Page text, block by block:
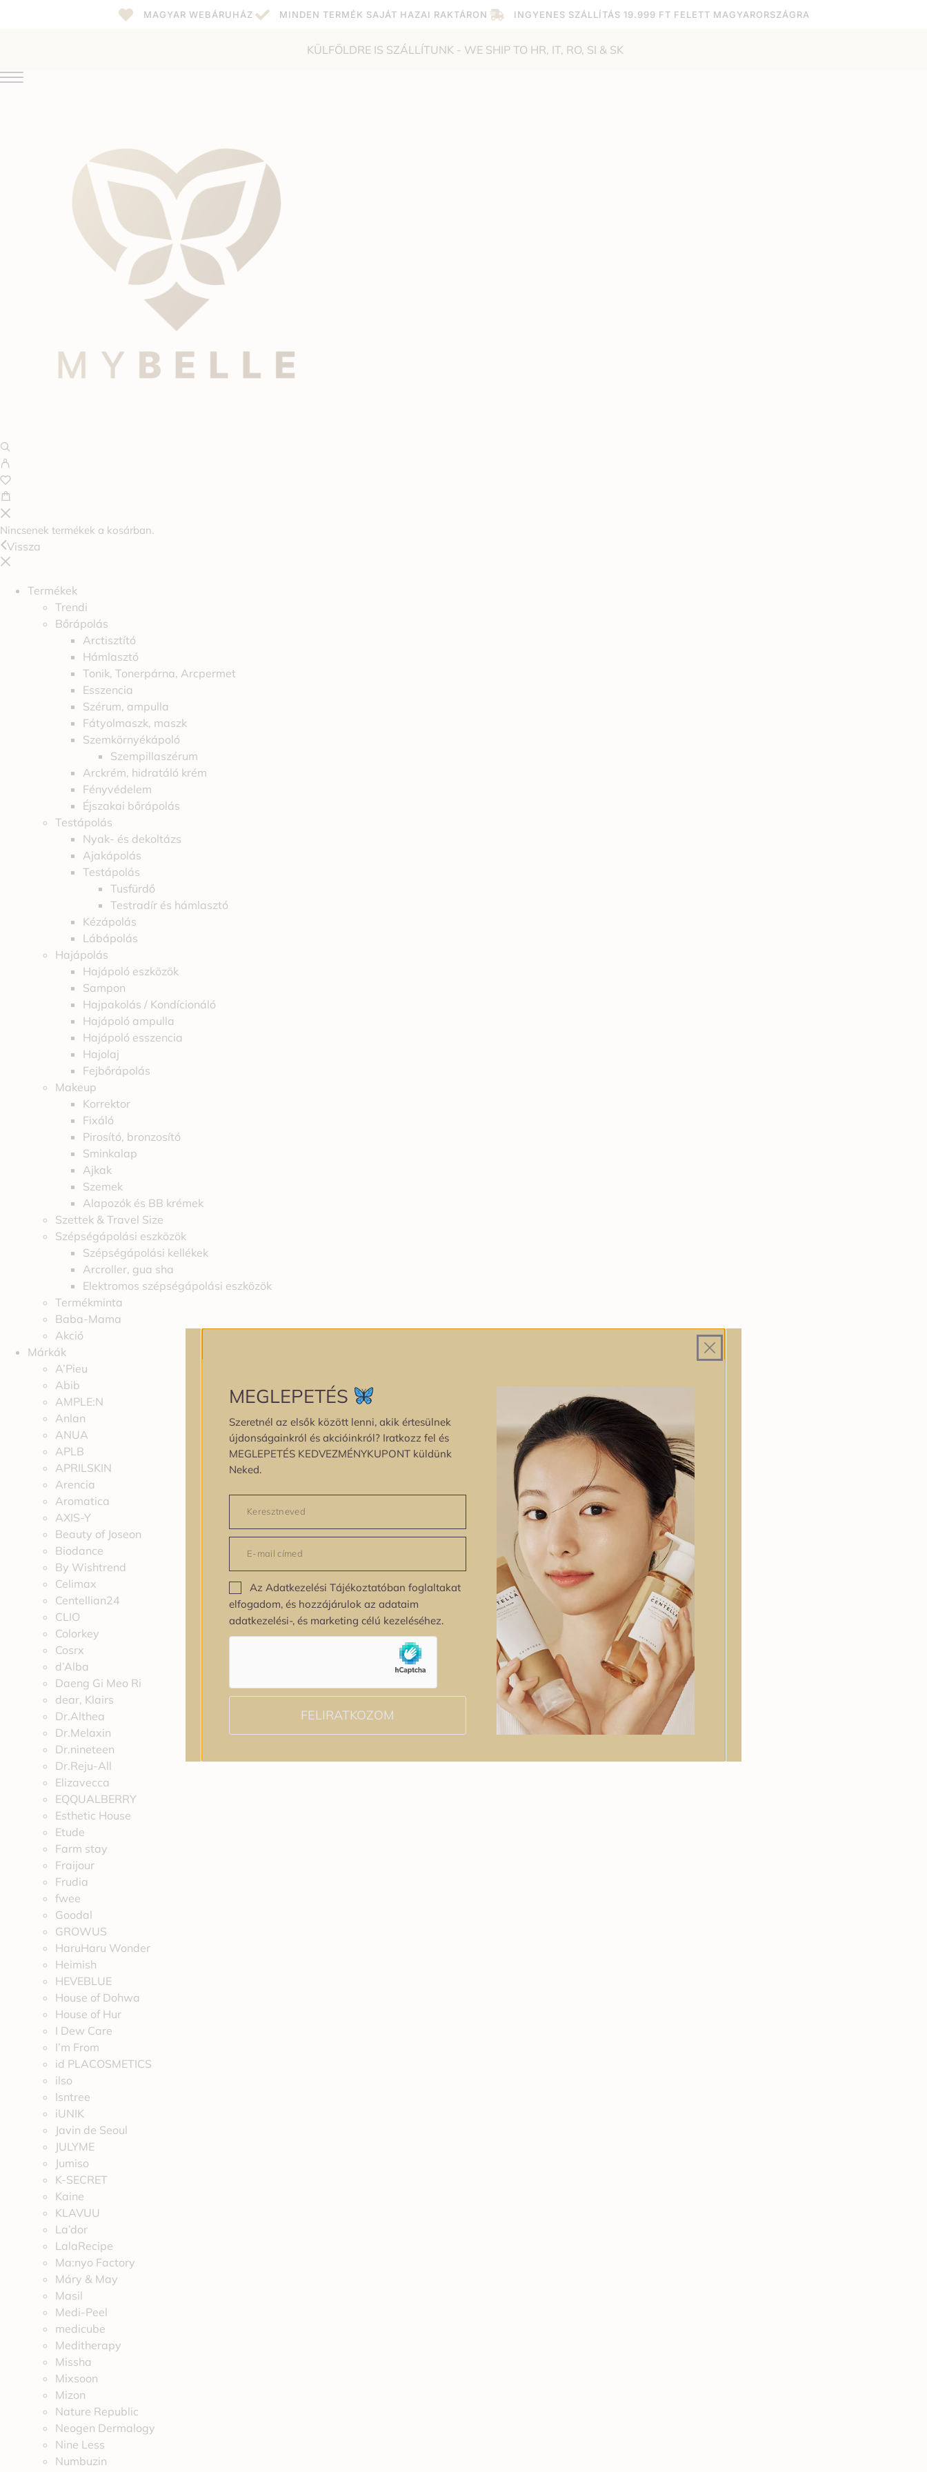
MAGYAR WEBÁRUHÁZ MINDEN TERMÉK SAJÁT HAZAI RAKTÁRON INGYENES SZÁLLÍTÁS 19.999 FT FELETT MAGYARORSZÁGRA
KÜLFÖLDRE IS SZÁLLÍTUNK - WE SHIP TO HR, IT, RO, SI & SK
Nincsenek termékek a kosárban.
Vissza
Termékek
Trendi
Bőrápolás
Arctisztító
Hámlasztó
Tonik, Tonerpárna, Arcpermet
Esszencia
Szérum, ampulla
Fátyolmaszk, maszk
Szemkörnyékápoló
Szempillaszérum
Arckrém, hidratáló krém
Fényvédelem
Éjszakai bőrápolás
Testápolás
Nyak- és dekoltázs
Ajakápolás
Testápolás
Tusfürdő
Testradír és hámlasztó
Kézápolás
Lábápolás
Hajápolás
Hajápoló eszközök
Sampon
Hajpakolás / Kondícionáló
Hajápoló ampulla
Hajápoló esszencia
Hajolaj
Fejbőrápolás
Makeup
Korrektor
Fixáló
Pirosító, bronzosító
Sminkalap
Ajkak
Szemek
Alapozók és BB krémek
Szettek & Travel Size
Szépségápolási eszközök
Szépségápolási kellékek
Arcroller, gua sha
Elektromos szépségápolási eszközök
Termékminta
Baba-Mama
Akció
Márkák
A’Pieu
Abib
AMPLE:N
Anlan
ANUA
APLB
APRILSKIN
Arencia
Aromatica
AXIS-Y
Beauty of Joseon
Biodance
By Wishtrend
Celimax
Centellian24
CLIO
Colorkey
Cosrx
d’Alba
Daeng Gi Meo Ri
dear, Klairs
Dr.Althea
Dr.Melaxin
Dr.nineteen
Dr.Reju-All
Elizavecca
EQQUALBERRY
Esthetic House
Etude
Farm stay
Fraijour
Frudia
fwee
Goodal
GROWUS
HaruHaru Wonder
Heimish
HEVEBLUE
House of Dohwa
House of Hur
I Dew Care
I’m From
id PLACOSMETICS
ilso
Isntree
iUNIK
Javin de Seoul
JULYME
Jumiso
K-SECRET
Kaine
KLAVUU
La’dor
LalaRecipe
Ma:nyo Factory
Máry & May
Masil
Medi-Peel
medicube
Meditherapy
Missha
Mixsoon
Mizon
Nature Republic
Neogen Dermalogy
Nine Less
Numbuzin
MEGLEPETÉS
Szeretnél az elsők között lenni, akik értesülnek
újdonságainkról és akcióinkról? Iratkozz fel és
MEGLEPETÉS KEDVEZMÉNYKUPONT küldünk
Neked.
Az Adatkezelési Tájékoztatóban foglaltakat
elfogadom, és hozzájárulok az adataim
adatkezelési-, és marketing célú kezeléséhez.
FELIRATKOZOM